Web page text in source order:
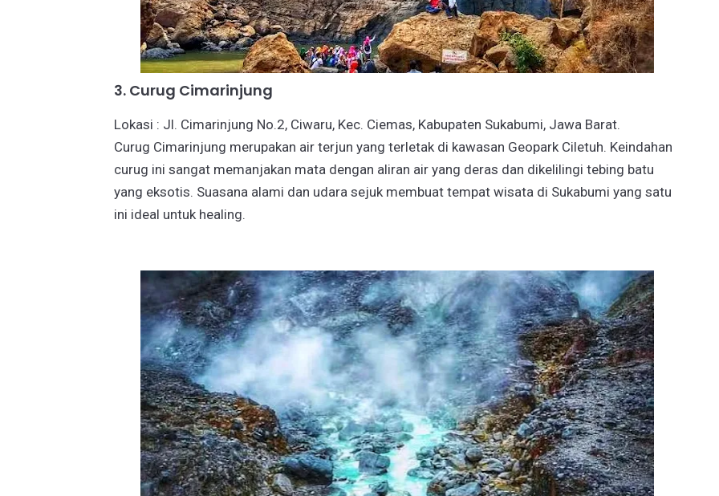
3. Curug Cimarinjung
Lokasi : Jl. Cimarinjung No.2, Ciwaru, Kec. Ciemas, Kabupaten Sukabumi, Jawa Barat.
Curug Cimarinjung merupakan air terjun yang terletak di kawasan Geopark Ciletuh. Keindahan
curug ini sangat memanjakan mata dengan aliran air yang deras dan dikelilingi tebing batu
yang eksotis. Suasana alami dan udara sejuk membuat tempat wisata di Sukabumi yang satu
ini ideal untuk healing.